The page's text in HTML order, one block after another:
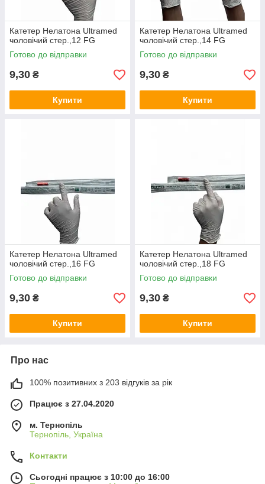
Катетер Нелатона Ultramed
чоловічий стер.,12 FG
Готово до відправки
9,30 ₴
Купити
Катетер Нелатона Ultramed
чоловічий стер.,14 FG
Готово до відправки
9,30 ₴
Купити
Катетер Нелатона Ultramed
чоловічий стер.,16 FG
Готово до відправки
9,30 ₴
Купити
Катетер Нелатона Ultramed
чоловічий стер.,18 FG
Готово до відправки
9,30 ₴
Купити
Про нас
100% позитивних з 203 відгуків за рік
Працює з 27.04.2020
м. Тернопіль
Тернопіль, Україна
Контакти
Сьогодні працює з 10:00 до 16:00